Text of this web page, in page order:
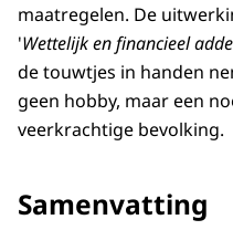
maatregelen. De
'Wettelijk en financieel
de touwtjes in handen
geen hobby, maar een
veerkrachtige bevolking.
Samenvatting